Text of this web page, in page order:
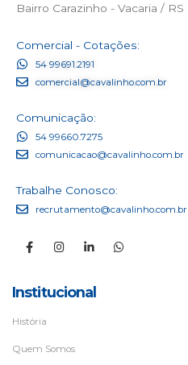
Bairro Carazinho - Vacaria / RS
Comercial - Cotações:
54 99691.2191
comercial@cavalinho.com.br
Comunicação:
54 99660.7275
comunicacao@cavalinho.com.br
Trabalhe Conosco:
recrutamento@cavalinho.com.br
Institucional
História
Quem Somos